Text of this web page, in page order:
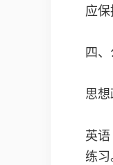
应
四
思
英
练习